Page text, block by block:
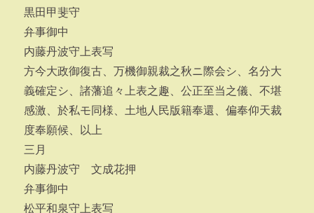
黒田甲斐守
弁事御中
内藤丹波守上表写
方今大政御復古、万機御親裁之秋ニ際会シ、名分大
義確定シ、諸藩追々上表之趣、公正至当之儀、不堪
感激、於私モ同様、土地人民版籍奉還、偏奉仰天裁
度奉願候、以上
三月
内藤丹波守 文成花押
弁事御中
松平和泉守上表写